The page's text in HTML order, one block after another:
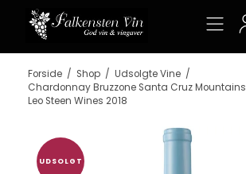
Forside / Shop / Udsolgte Vine /
Chardonnay Bruzzone Santa Cruz Mountains
Leo Steen Wines 2018
UDSOLGT